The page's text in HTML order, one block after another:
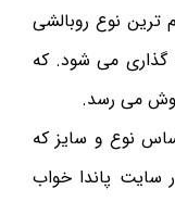
ترین نوع روبالشی
می شود. که
می رسد.
نوع و سایز که
سایت پاندا خواب